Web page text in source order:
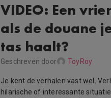
VIDEO: Een
als de douane
tas haalt?
Geschreven door ToyRoy
Je kent de verhalen vast wel.
hilarische of interessante